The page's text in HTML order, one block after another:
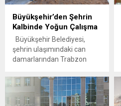
Büyükşehir’den Şehrin
Kalbinde Yoğun Çalışma
Büyükşehir Belediyesi,
şehrin ulaşımındaki can
damarlarından Trabzon
onarımlarını sürdürerek
arterde konfor ve güvenliği
yeniden sağlıyor. Ayrıca